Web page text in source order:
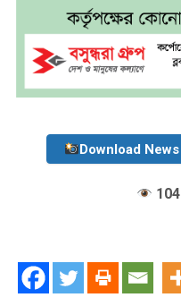
Download
104